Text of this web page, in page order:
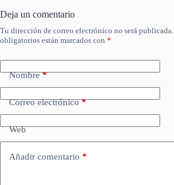
Deja un comentario
Tu dirección de correo electrónico no será publicada.
obligatorios están marcados con *
Nombre*
Correo electrónico*
Web
Añadir comentario *